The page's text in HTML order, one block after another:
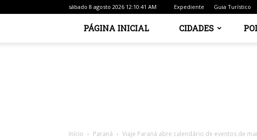
sábado 8 agosto 2026 12:10:41 AM Expediente Guia Turístico
PÁGINA INICIAL CIDADES
Início Paraná Viaje Paraná abre calendário de eventos de